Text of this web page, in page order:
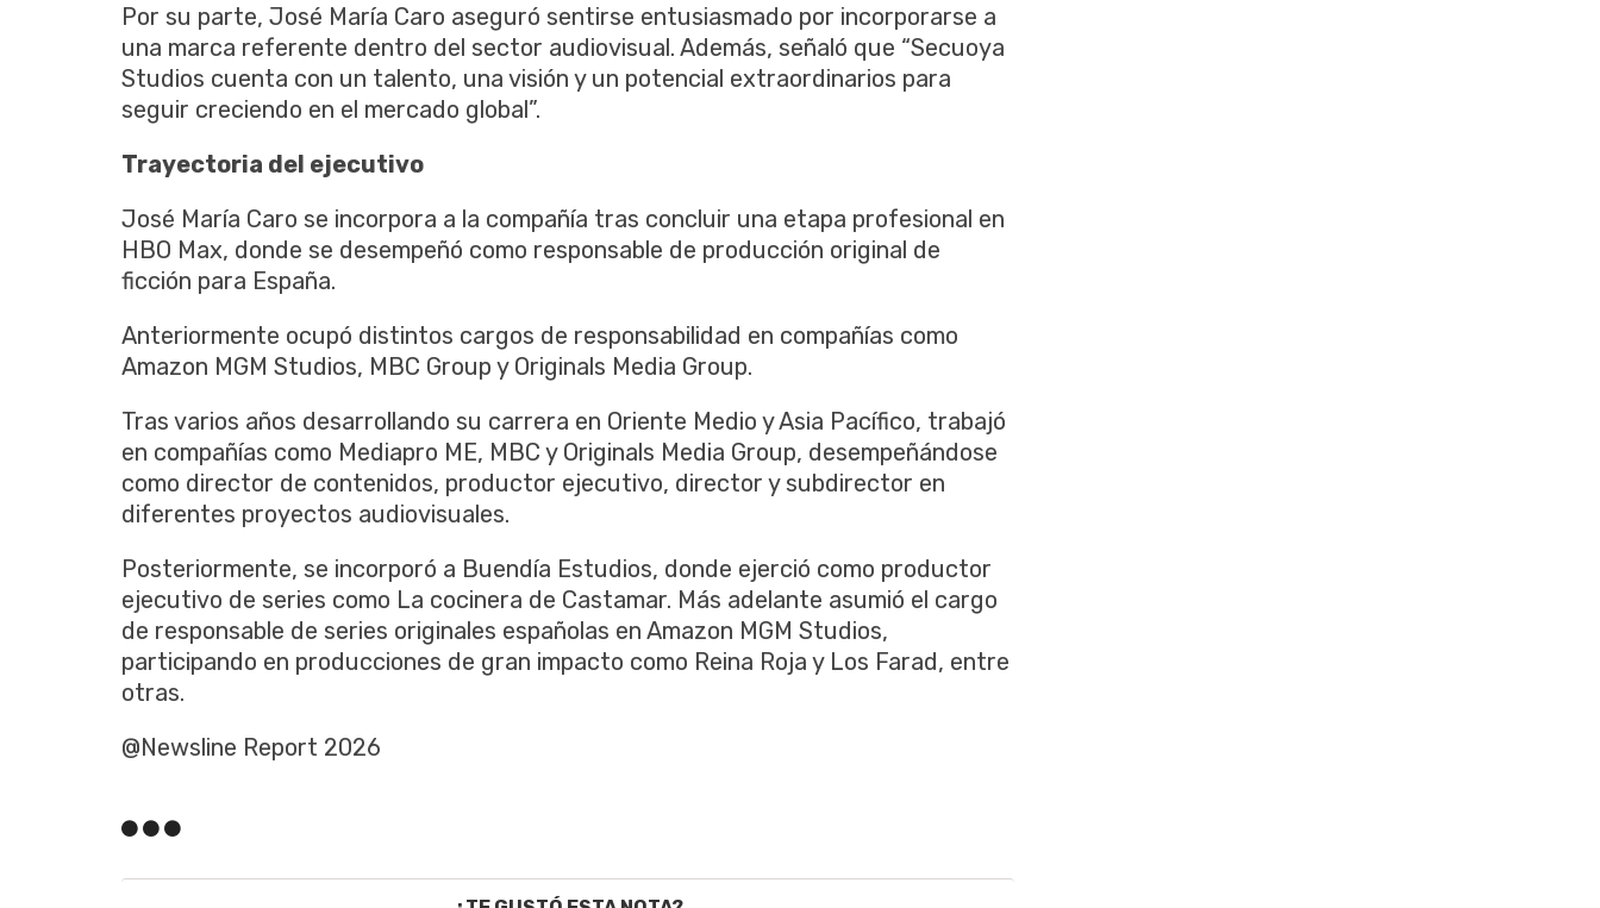
Por su parte, José María Caro aseguró sentirse entusiasmado por incorporarse a
una marca referente dentro del sector audiovisual. Además, señaló que “Secuoya
Studios cuenta con un talento, una visión y un potencial extraordinarios para
seguir creciendo en el mercado global”.
Trayectoria del ejecutivo
José María Caro se incorpora a la compañía tras concluir una etapa profesional en
HBO Max, donde se desempeñó como responsable de producción original de
ficción para España.
Anteriormente ocupó distintos cargos de responsabilidad en compañías como
Amazon MGM Studios, MBC Group y Originals Media Group.
Tras varios años desarrollando su carrera en Oriente Medio y Asia Pacífico, trabajó
en compañías como Mediapro ME, MBC y Originals Media Group, desempeñándose
como director de contenidos, productor ejecutivo, director y subdirector en
diferentes proyectos audiovisuales.
Posteriormente, se incorporó a Buendía Estudios, donde ejerció como productor
ejecutivo de series como La cocinera de Castamar. Más adelante asumió el cargo
de responsable de series originales españolas en Amazon MGM Studios,
participando en producciones de gran impacto como Reina Roja y Los Farad, entre
otras.
@Newsline Report 2026